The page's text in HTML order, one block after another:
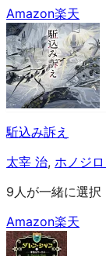
Amazon楽天
駈込み訴え
太宰 治, ホノジ
9人が一緒に選択
Amazon楽天